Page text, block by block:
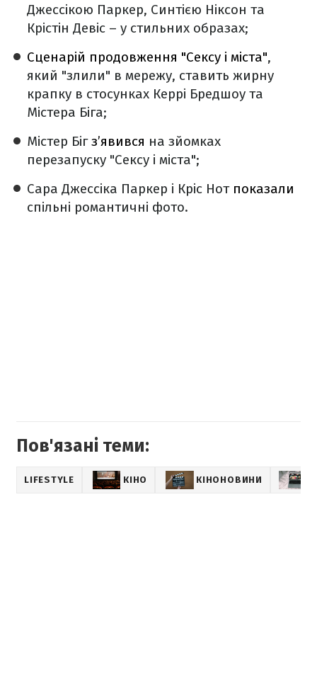
Джессікою Паркер, Синтією Ніксон та
Крістін Девіс – у стильних образах;
Сценарій продовження "Сексу і міста",
який "злили" в мережу, ставить жирну
крапку в стосунках Керрі Бредшоу та
Містера Біга;
Містер Бігз’явився на зйомках
перезапуску "Сексу і міста";
Сара Джессіка Паркер і Кріс Нот показали
спільні романтичні фото.
Пов'язані теми:
LIFESTYLE КІНО КІНОНОВИНИ